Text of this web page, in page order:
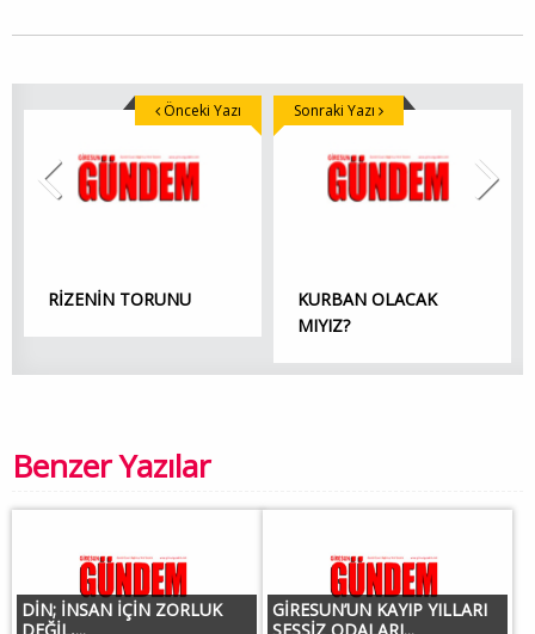
RİZENİN TORUNU
Önceki Yazı
KURBAN OLACAK
MIYIZ?
Sonraki Yazı
Benzer Yazılar
DİN; İNSAN İÇİN ZORLUK
GİRESUN’UN KAYIP YILLARI